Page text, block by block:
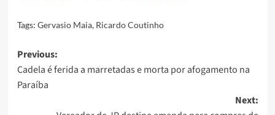
Tags: Gervasio Maia, Ricardo Coutinho
Post
navigation
Previous:
Cadela é ferida a marretadas e morta por afogamento na
Paraíba
Next: